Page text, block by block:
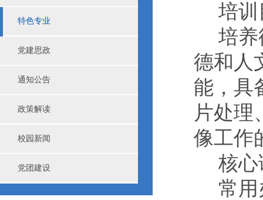
特色专业
党建思政
通知公告
政策解读
校园新闻
党团建设
培
培
德和人
能，具
片处理
像工作
核
常